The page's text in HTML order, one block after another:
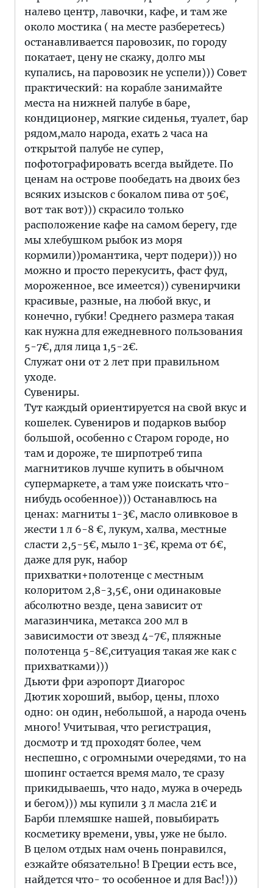
налево центр, лавочки, кафе, и там же
около мостика ( на месте разберетесь)
останавливается паровозик, по городу
покатает, цену не скажу, долго мы
купались, на паровозик не успели))) Совет
практический: на корабле занимайте
места на нижней палубе в баре,
кондиционер, мягкие сиденья, туалет, бар
рядом,мало народа, ехать 2 часа на
открытой палубе не супер,
пофотографировать всегда выйдете. По
ценам на острове пообедать на двоих без
всяких изысков с бокалом пива от 50€,
вот так вот))) скрасило только
расположение кафе на самом берегу, где
мы хлебушком рыбок из моря
кормили))романтика, черт подери))) но
можно и просто перекусить, фаст фуд,
мороженное, все имеется)) сувенирчики
красивые, разные, на любой вкус, и
конечно, губки! Среднего размера такая
как нужна для ежедневного пользования
5-7€, для лица 1,5-2€.
Служат они от 2 лет при правильном
уходе.
Сувениры.
Тут каждый ориентируется на свой вкус и
кошелек. Сувениров и подарков выбор
большой, особенно с Старом городе, но
там и дороже, те ширпотреб типа
магнитиков лучше купить в обычном
супермаркете, а там уже поискать что-
нибудь особенное))) Останавлюсь на
ценах: магниты 1-3€, масло оливковое в
жести 1 л 6-8 €, лукум, халва, местные
сласти 2,5-5€, мыло 1-3€, крема от 6€,
даже для рук, набор
прихватки+полотенце с местным
колоритом 2,8-3,5€, они одинаковые
абсолютно везде, цена зависит от
магазинчика, метакса 200 мл в
зависимости от звезд 4-7€, пляжные
полотенца 5-8€,ситуация такая же как с
прихватками)))
Дьюти фри аэропорт Диагорос
Дютик хороший, выбор, цены, плохо
одно: он один, небольшой, а народа очень
много! Учитывая, что регистрация,
досмотр и тд проходят более, чем
неспешно, с огромными очередями, то на
шопинг остается время мало, те сразу
прикидываешь, что надо, мужа в очередь
и бегом))) мы купили 3 л масла 21€ и
Барби племяшке нашей, повыбирать
косметику времени, увы, уже не было.
В целом отдых нам очень понравился,
езжайте обязательно! В Греции есть все,
найдется что- то особенное и для Вас!)))